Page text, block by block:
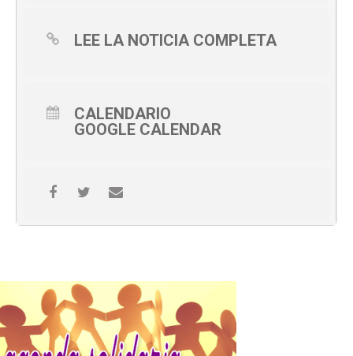
LEE LA NOTICIA COMPLETA
CALENDARIO
GOOGLE CALENDAR